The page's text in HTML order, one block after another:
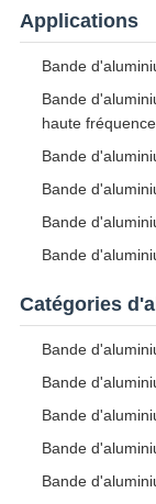
Applications
Bande
Bande
haute fréquence
Bande
Bande
Bande
Bande
Catégories
Bande
Bande
Bande
Bande
Bande